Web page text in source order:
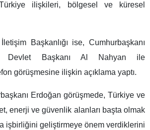
ilişkileri, bölgesel ve küresel
Başkanlığı ise, Cumhurbaşkanı
Devlet Başkanı Al Nahyan ile
görüşmesine ilişkin açıklama yaptı.
Erdoğan görüşmede, Türkiye ve
enerji ve güvenlik alanları başta olmak
işbirliğini geliştirmeye önem verdiklerini